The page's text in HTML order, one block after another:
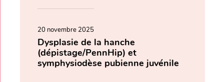
20 novembre 2025
Dysplasie de la hanche
(dépistage/PennHip) et
symphysiodèse pubienne juvénile